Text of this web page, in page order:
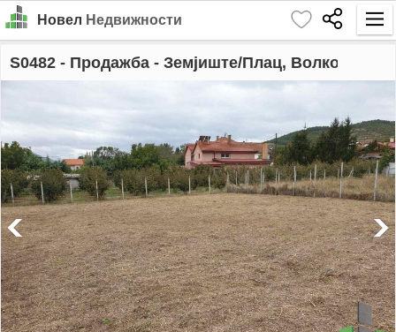
Новел Недвижности
Почетна
Издавање
Продажба
За Нас
Контакт
Најава
MK
S0482 - Продажба - Земјиште/Плац, Волково